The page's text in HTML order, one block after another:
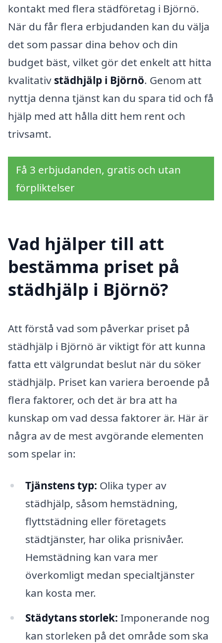
kontakt med flera städföretag i Björnö.
När du får flera erbjudanden kan du välja
det som passar dina behov och din
budget bäst, vilket gör det enkelt att hitta
kvalitativ städhjälp i Björnö. Genom att
nyttja denna tjänst kan du spara tid och få
hjälp med att hålla ditt hem rent och
trivsamt.
Få 3 erbjudanden, gratis och utan
förpliktelser
Vad hjälper till att
bestämma priset på
städhjälp i Björnö?
Att förstå vad som påverkar priset på
städhjälp i Björnö är viktigt för att kunna
fatta ett välgrundat beslut när du söker
städhjälp. Priset kan variera beroende på
flera faktorer, och det är bra att ha
kunskap om vad dessa faktorer är. Här är
några av de mest avgörande elementen
som spelar in:
Tjänstens typ: Olika typer av
städhjälp, såsom hemstädning,
flyttstädning eller företagets
städtjänster, har olika prisnivåer.
Hemstädning kan vara mer
överkomligt medan specialtjänster
kan kosta mer.
Städytans storlek: Imponerande nog
kan storleken på det område som ska